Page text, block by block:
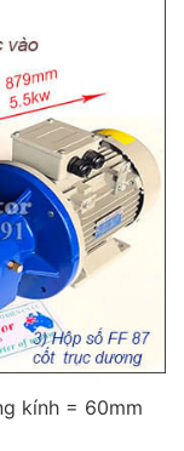
kính = 60mm